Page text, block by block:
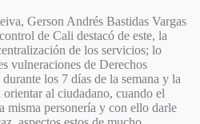
Gerson Andrés Bastidas Vargas
de Cali destacó de este, la
de los servicios; lo
vulneraciones de Derechos
los 7 días de la semana y la
al ciudadano, cuando el
misma personería y con ello darle